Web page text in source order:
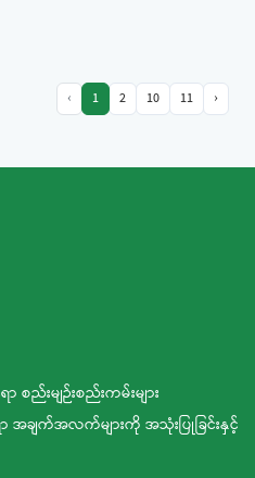
‹ 1 2 10 11 ›
စည်းမျဉ်းစည်းကမ်းများ
ာ အချက်အလက်များကို အသုံးပြုခြင်းနှင့်